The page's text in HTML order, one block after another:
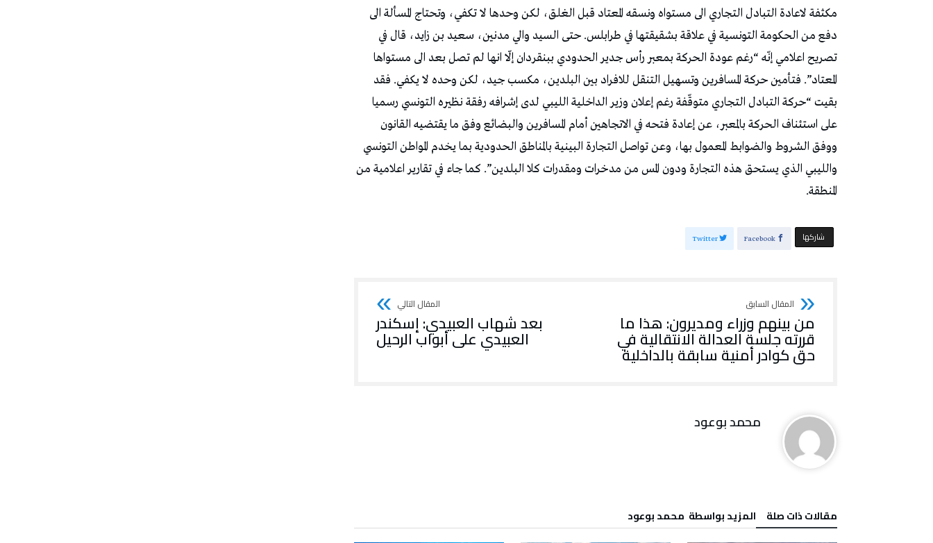
مكثفة لاعادة التبادل التجاري الى مستواه ونسقه المعتاد قبل الغلق، لكن وحدها لا تكفي، وتحتاج المسألة الى
دفع من الحكومة التونسية في علاقة بشقيقتها في طرابلس. حتى السيد والي مدنين، سعيد بن زايد، قال في
تصريح اعلامي إنّه “رغم عودة الحركة بمعبر رأس جدير الحدودي ببنقردان إلّا انها لم تصل بعد الى مستواها
المعتاد”. فتأمين حركة المسافرين وتسهيل التنقل للافراد بين البلدين، مكسب جيد، لكن وحده لا يكفي. فقد
بقيت “حركة التبادل التجاري متوقّفة رغم إعلان وزير الداخلية الليبي لدى إشرافه رفقة نظيره التونسي رسميا
على استئناف الحركة بالمعبر، عن إعادة فتحه في الاتجاهين أمام المسافرين والبضائع وفق ما يقتضيه القانون
ووفق الشروط والضوابط المعمول بها، وعن تواصل التجارة البينية بالمناطق الحدودية بما يخدم المواطن التونسي
والليبي الذي يستحق هذه التجارة ودون المس من مدخرات ومقدرات كلا البلدين”. كما جاء في تقارير اعلامية من
المنطقة.
‫‫ شاركها‬ Facebook
Twitter
من بينهم وزراء ومديرون: هذا ما
قررته جلسة العدالة الانتقالية في
حق كوادر أمنية سابقة بالداخلية
بعد شهاب العبيدي: إسكندر
العبيدي على أبواب الرحيل
محمد بوعود
‫مقالات ذات صلة‬ ‫‫المزيد بواسطة‬ ‬ محمد بوعود